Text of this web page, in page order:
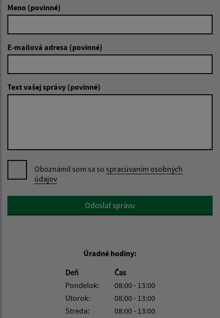
Meno (povinné)
E-mailová adresa (povinné)
Text vašej správy (povinné)
Oboznámil som sa so spracúvaním osobných
údajov
Google reCaptcha ResponseOdoslať správu
Úradné hodiny:
Deň
Čas
Pondelok:
08:00 - 13:00
Utorok:
08:00 - 13:00
Streda:
08:00 - 13:00